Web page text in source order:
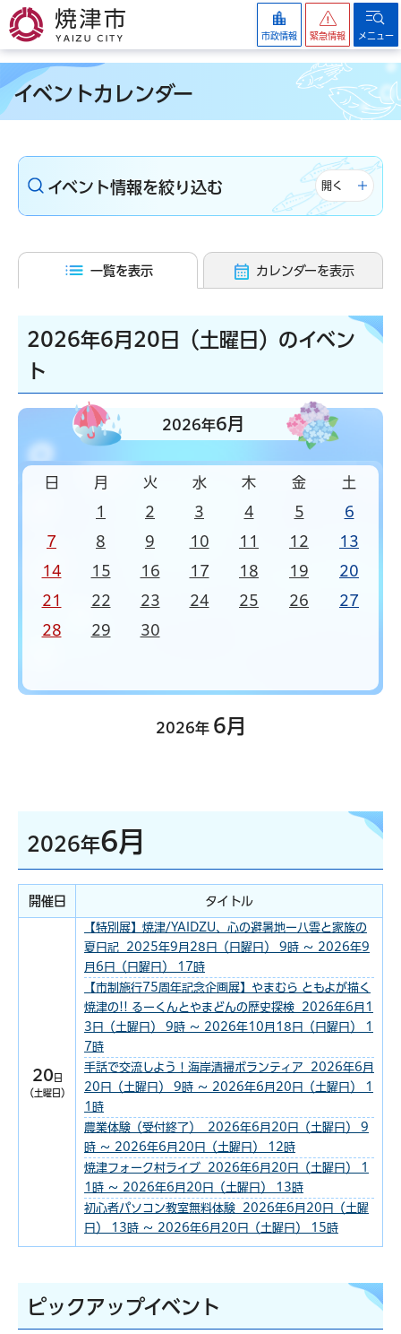
焼津市
市政情報 緊急情報 メニュー
イベントカレンダー
イベント情報を絞り込む 開く
一覧を表示 カレンダーを表示
2026年6月20日（土曜日）のイベン
ト
2026年6月
日 月 火 水 木 金 土
1 2 3 4 5 6
7 8 9 10 11 12 13
14 15 16 17 18 19 20
21 22 23 24 25 26 27
28 29 30
2026年 6月
2026年6月
開催日 タイトル
20 日
（土曜日）
【特別展】焼津/YAIDZU、心の避暑地ー八雲と家族の
夏日記 2025年9月28日（日曜日） 9時 ～ 2026年9
月6日（日曜日） 17時
【市制施行75周年記念企画展】やまむら ともよが描く
焼津の!! るーくんとやまどんの歴史探検 2026年6月1
3日（土曜日） 9時 ～ 2026年10月18日（日曜日） 1
7時
手話で交流しよう！海岸清掃ボランティア 2026年6月
20日（土曜日） 9時 ～ 2026年6月20日（土曜日） 1
1時
農業体験（受付終了） 2026年6月20日（土曜日） 9
時 ～ 2026年6月20日（土曜日） 12時
焼津フォーク村ライブ 2026年6月20日（土曜日） 1
1時 ～ 2026年6月20日（土曜日） 13時
初心者パソコン教室無料体験 2026年6月20日（土曜
日） 13時 ～ 2026年6月20日（土曜日） 15時
ピックアップイベント